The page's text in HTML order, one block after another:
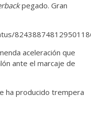
pegado. Gran
aceleración que
ante el marcaje de
ha producido trempera